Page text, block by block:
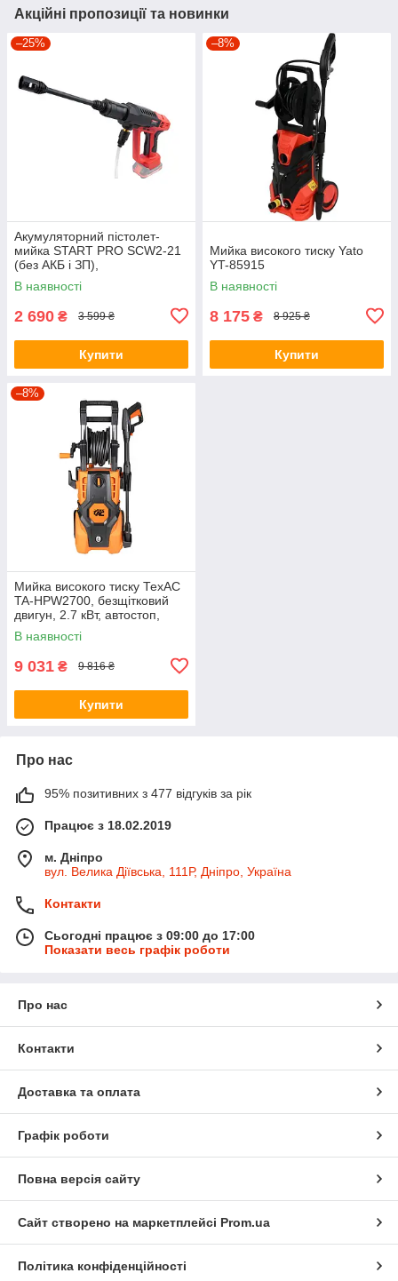
Акційні пропозиції та новинки
–25%
Акумуляторний пістолет-
мийка START PRO SCW2-21
(без АКБ і ЗП),
Автовимикання (без води)
В наявності
2 690 ₴ 3 599 ₴
Купити
–8%
Мийка високого тиску Yato
YT-85915
В наявності
8 175 ₴ 8 925 ₴
Купити
–8%
Мийка високого тиску ТехАС
TA-HPW2700, безщітковий
двигун, 2.7 кВт, автостоп,
самовсмоктування
В наявності
9 031 ₴ 9 816 ₴
Купити
Про нас
95% позитивних з 477 відгуків за рік
Працює з 18.02.2019
м. Дніпро
вул. Велика Діївська, 111Р, Дніпро, Україна
Контакти
Сьогодні працює з 09:00 до 17:00
Показати весь графік роботи
Про нас
Контакти
Доставка та оплата
Графік роботи
Повна версія сайту
Сайт створено на маркетплейсі Prom.ua
Політика конфіденційності